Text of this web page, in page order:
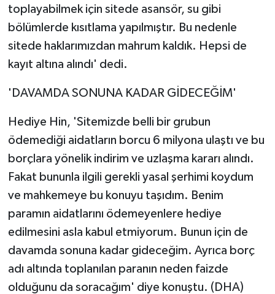
toplayabilmek için sitede asansör, su gibi
bölümlerde kısıtlama yapılmıştır. Bu nedenle
sitede haklarımızdan mahrum kaldık. Hepsi de
kayıt altına alındı' dedi.
'DAVAMDA SONUNA KADAR GİDECEĞİM'
Hediye Hin, 'Sitemizde belli bir grubun
ödemediği aidatların borcu 6 milyona ulaştı ve bu
borçlara yönelik indirim ve uzlaşma kararı alındı.
Fakat bununla ilgili gerekli yasal şerhimi koydum
ve mahkemeye bu konuyu taşıdım. Benim
paramın aidatlarını ödemeyenlere hediye
edilmesini asla kabul etmiyorum. Bunun için de
davamda sonuna kadar gideceğim. Ayrıca borç
adı altında toplanılan paranın neden faizde
olduğunu da soracağım' diye konuştu. (DHA)